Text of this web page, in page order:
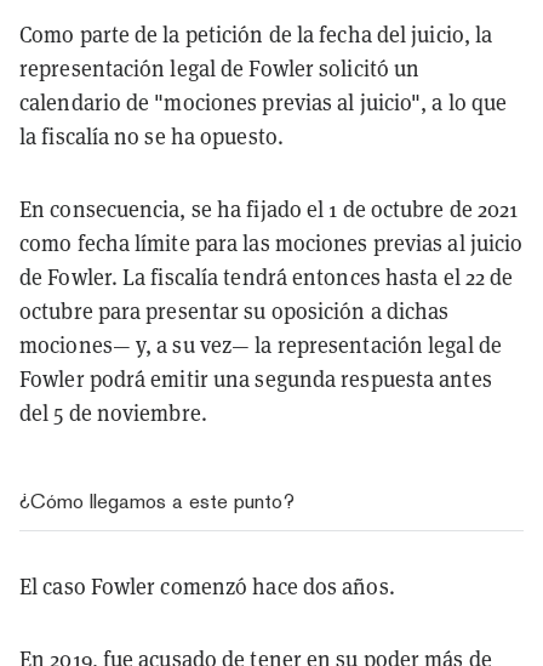
Como parte de la petición de la fecha del juicio, la
representación legal de Fowler solicitó un
calendario de "mociones previas al juicio", a lo que
la fiscalía no se ha opuesto.
En consecuencia, se ha fijado el 1 de octubre de 2021
como fecha límite para las mociones previas al juicio
de Fowler. La fiscalía tendrá entonces hasta el 22 de
octubre para presentar su oposición a dichas
mociones— y, a su vez— la representación legal de
Fowler podrá emitir una segunda respuesta antes
del 5 de noviembre.
¿Cómo llegamos a este punto?
El caso Fowler comenzó hace dos años.
En 2019, fue acusado de tener en su poder más de